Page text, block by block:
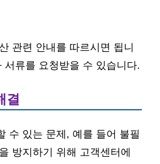
관련 안내를 따르시면 됩니
서류를 요청받을 수 있습니다.
결
수 있는 문제, 예를 들어 불필
방지하기 위해 고객센터에